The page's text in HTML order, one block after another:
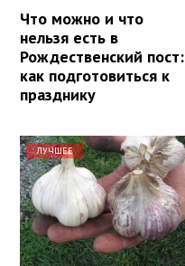
Что можно и что
нельзя есть в
Рождественский пост:
как подготовиться к
празднику
ЛУЧШЕЕ